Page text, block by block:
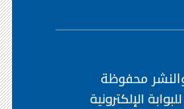
محفوظة
الإلكترونية